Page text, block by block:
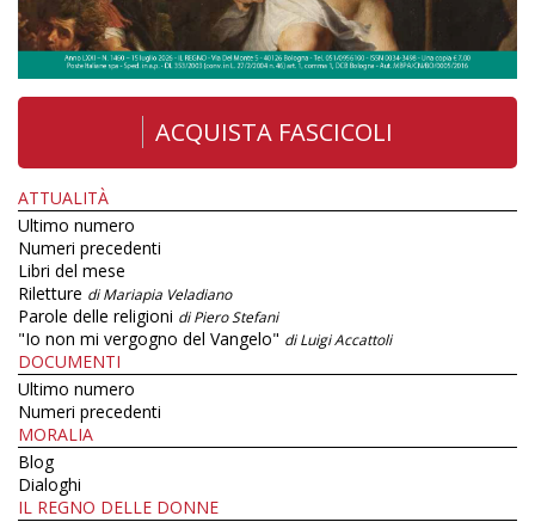
ACQUISTA FASCICOLI
ATTUALITÀ
Ultimo numero
Numeri precedenti
Libri del mese
Riletture di Mariapia Veladiano
Parole delle religioni di Piero Stefani
"Io non mi vergogno del Vangelo" di Luigi Accattoli
DOCUMENTI
Ultimo numero
Numeri precedenti
MORALIA
Blog
Dialoghi
IL REGNO DELLE DONNE